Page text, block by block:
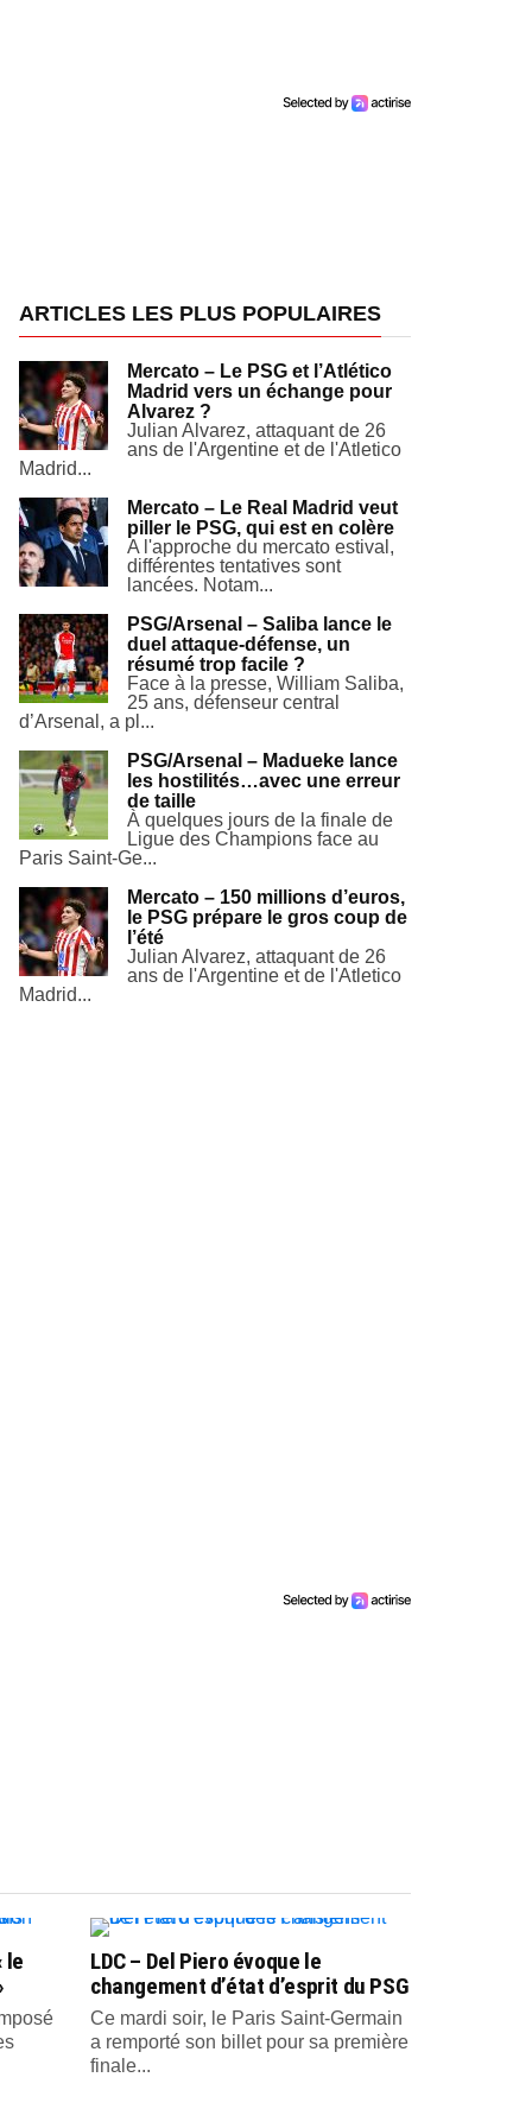
ARTICLES LES PLUS POPULAIRES
Mercato – Le PSG et l’Atlético
Madrid vers un échange pour
Alvarez ?
Julian Alvarez, attaquant de 26
ans de l'Argentine et de l'Atletico
Madrid...
Mercato – Le Real Madrid veut
piller le PSG, qui est en colère
A l'approche du mercato estival,
différentes tentatives sont
lancées. Notam...
PSG/Arsenal – Saliba lance le
duel attaque-défense, un
résumé trop facile ?
Face à la presse, William Saliba,
25 ans, défenseur central
d’Arsenal, a pl...
PSG/Arsenal – Madueke lance
les hostilités…avec une erreur
de taille
À quelques jours de la finale de
Ligue des Champions face au
Paris Saint-Ge...
Mercato – 150 millions d’euros,
le PSG prépare le gros coup de
l’été
Julian Alvarez, attaquant de 26
ans de l'Argentine et de l'Atletico
Madrid...
le
LDC – Del Piero évoque le
changement d’état d’esprit du PSG
Ce mardi soir, le Paris Saint-Germain
a remporté son billet pour sa première
finale...